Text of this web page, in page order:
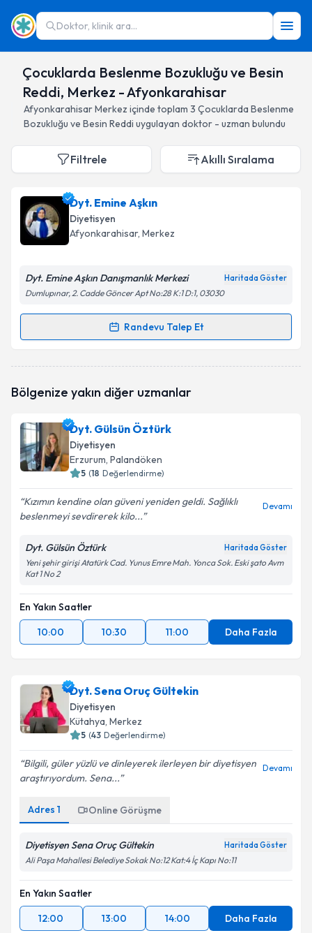
Doktor, klinik ara...
Çocuklarda Beslenme Bozukluğu ve Besin
Reddi, Merkez - Afyonkarahisar
AfyonkarahisarMerkez içinde toplam 3 Çocuklarda Beslenme
Bozukluğu ve Besin Reddi uygulayan doktor - uzman bulundu
Filtrele Akıllı Sıralama
Dyt. Emine Aşkın
Diyetisyen
Afyonkarahisar, Merkez
Dyt. Emine Aşkın Danışmanlık Merkezi Haritada Göster
Dumlupınar, 2. Cadde Göncer Apt No:28 K:1 D:1, 03030
Randevu Talep Et
Randevu Takvimi Talebi
oluşturun. Size bu uzmandan randevu almanız için bir
E-posta Adresiniz
Kişisel verilerimin işlenmesine ilişkinAydınlatma
Metni'ni okudum ve kişisel verilerimin belirtilen
Bölgenize yakın diğer uzmanlar
Dyt. Gülsün Öztürk
Diyetisyen
Erzurum, Palandöken
5 (18 Değerlendirme)
Kızımın kendine olan güveni yeniden geldi. Sağlıklı
beslenmeyi sevdirerek kilo...
Devamı
Dyt. Gülsün Öztürk Haritada Göster
Yeni şehir girişi Atatürk Cad. Yunus Emre Mah. Yonca Sok. Eski şato Avm
Kat 1 No 2
En Yakın Saatler
10:00
10:30 11:00 Daha Fazla
Dyt. Sena Oruç Gültekin
Diyetisyen
Kütahya, Merkez
5 (43 Değerlendirme)
Bilgili, güler yüzlü ve dinleyerek ilerleyen bir diyetisyen
araştırıyordum. Sena...
Devamı
Adres 1 Online Görüşme
Diyetisyen Sena Oruç Gültekin Haritada Göster
Ali Paşa Mahallesi Belediye Sokak No:12 Kat:4 İç Kapı No:11
En Yakın Saatler
12:00
13:00 14:00 Daha Fazla